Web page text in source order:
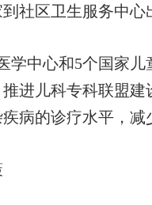
社区卫生服务中心
中心和5个国家儿
进儿科专科联盟
病的诊疗水平，